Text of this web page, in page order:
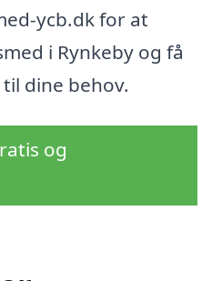
ycb.dk for at
i Rynkeby og få
dine behov.
og